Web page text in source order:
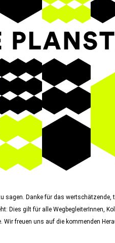
sagen. Danke für das wertschätzende,
Dies gilt für alle WegbegleiterInnen,
freuen uns auf die kommenden